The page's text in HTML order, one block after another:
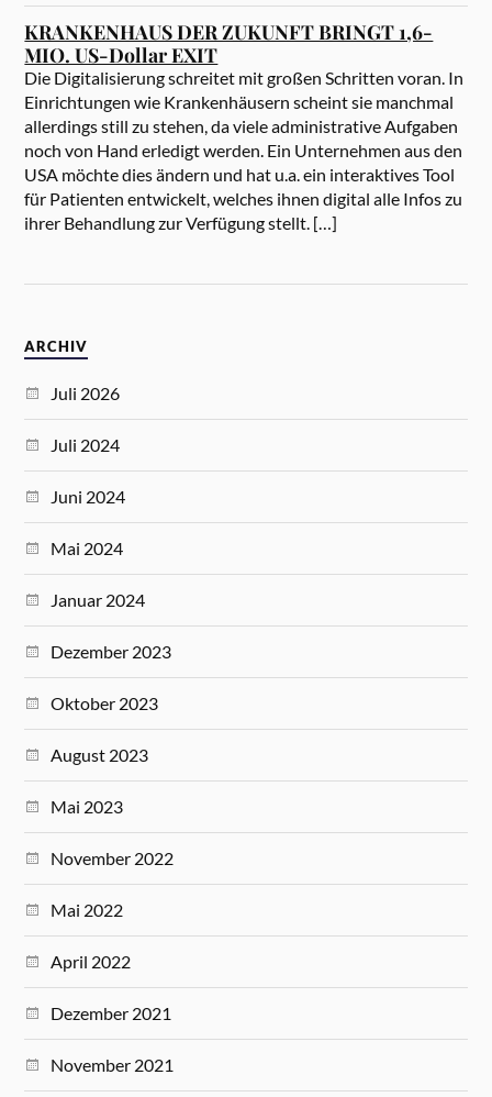
KRANKENHAUS DER ZUKUNFT BRINGT 1,6-
MIO. US-Dollar EXIT
Die Digitalisierung schreitet mit großen Schritten voran. In
Einrichtungen wie Krankenhäusern scheint sie manchmal
allerdings still zu stehen, da viele administrative Aufgaben
noch von Hand erledigt werden. Ein Unternehmen aus den
USA möchte dies ändern und hat u.a. ein interaktives Tool
für Patienten entwickelt, welches ihnen digital alle Infos zu
ihrer Behandlung zur Verfügung stellt. […]
ARCHIV
Juli 2026
Juli 2024
Juni 2024
Mai 2024
Januar 2024
Dezember 2023
Oktober 2023
August 2023
Mai 2023
November 2022
Mai 2022
April 2022
Dezember 2021
November 2021